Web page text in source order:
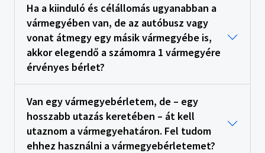
Ha a kiinduló és célállomás ugyanabban a
vármegyében van, de az autóbusz vagy
vonat átmegy egy másik vármegyébe is,
akkor elegendő a számomra 1 vármegyére
érvényes bérlet?
Van egy vármegyebérletem, de – egy
hosszabb utazás keretében – át kell
utaznom a vármegyehatáron. Fel tudom
ehhez használni a vármegyebérletemet?